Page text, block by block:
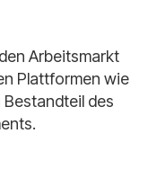
Arbeitsmarkt
Plattformen wie
des